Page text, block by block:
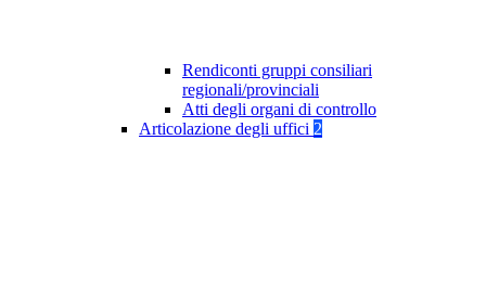
Rendiconti gruppi consiliari
regionali/provinciali
Atti degli organi di controllo
Articolazione degli uffici 2